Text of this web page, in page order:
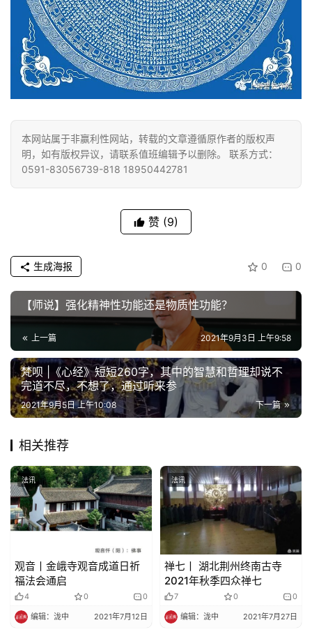
僧
音
谈
专
益
慈
善
佛
人
物
寺
院
巡
视
频
登录
本网站属于非赢利性网站，转载的文章遵循原作者的版权声
明，如有版权异议，请联系值班编辑予以删除。 联系方式：
0591-83056739-818 18950442781
赞 (9)
0 0
生成海报
【师说】强化精神性功能还是物质性功能？
上一篇 2021年9月3日 上午9:58
梵呗 |《心经》短短260字，其中的智慧和哲理却说不
完道不尽，不想了，通过听来参
下一篇
2021年9月5日 上午10:08
相关推荐
法讯
观音丨金峨寺观音成道日祈
福法会通启
4 0 0
编辑：泷中 2021年7月12日
法讯
禅七丨 湖北荆州终南古寺
2021年秋季四众禅七
7 0 0
编辑：泷中 2021年7月27日